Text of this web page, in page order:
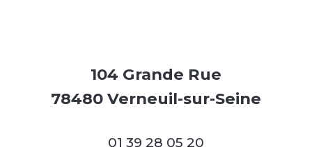
104 Grande Rue
78480 Verneuil-sur-Seine
01 39 28 05 20